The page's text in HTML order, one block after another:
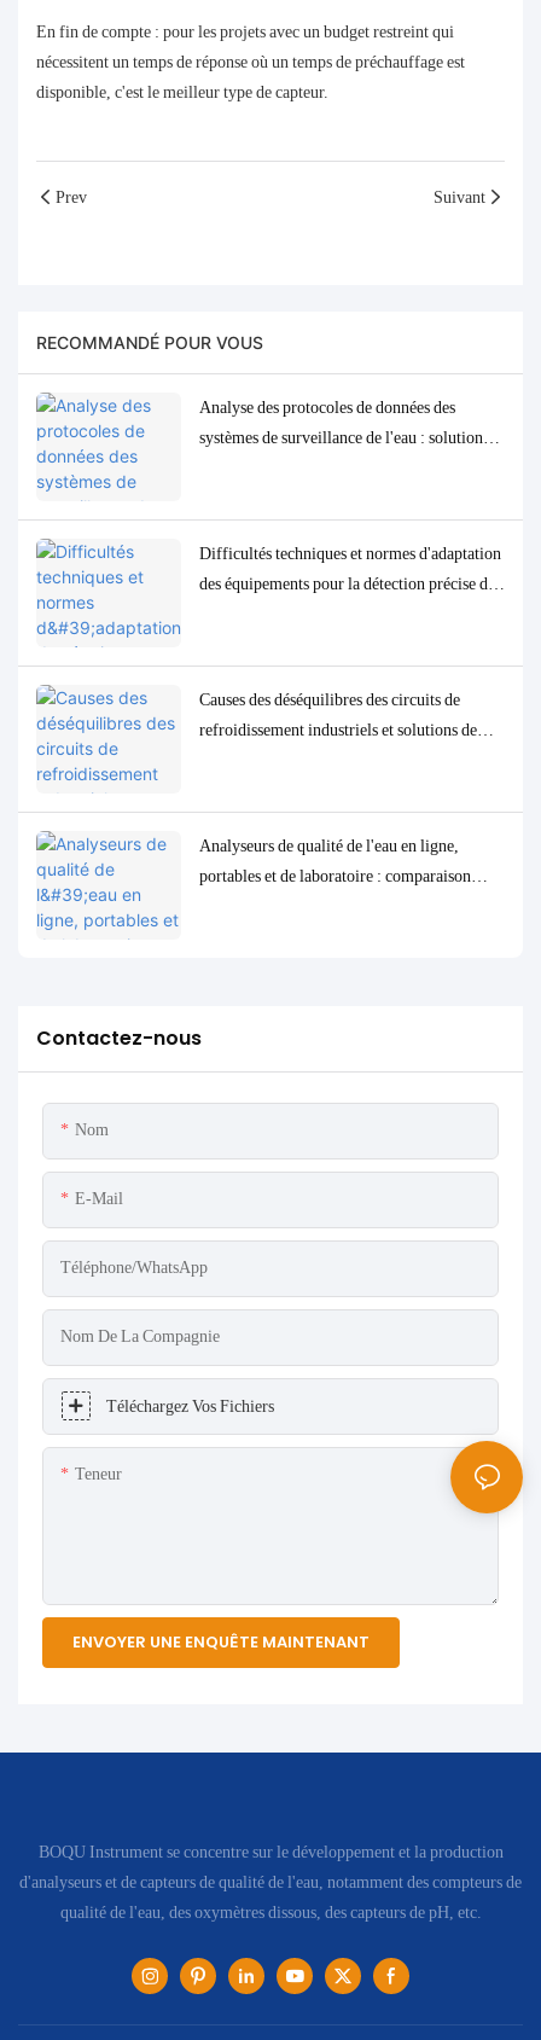
En fin de compte : pour les projets avec un budget restreint qui
nécessitent un temps de réponse où un temps de préchauffage est
disponible, c'est le meilleur type de capteur.
Prev Suivant
RECOMMANDÉ POUR VOUS
Analyse des protocoles de données des
systèmes de surveillance de l'eau : solutions
Difficultés techniques et normes d'adaptation
des équipements pour la détection précise des
Causes des déséquilibres des circuits de
refroidissement industriels et solutions de
Analyseurs de qualité de l'eau en ligne,
portables et de laboratoire : comparaison
Contactez-nous
Nom
E-Mail
Téléphone/WhatsApp
Nom De La Compagnie
Téléchargez Vos Fichiers
Teneur
ENVOYER UNE ENQUÊTE MAINTENANT
BOQU Instrument se concentre sur le développement et la production
d'analyseurs et de capteurs de qualité de l'eau, notamment des compteurs de
qualité de l'eau, des oxymètres dissous, des capteurs de pH, etc.